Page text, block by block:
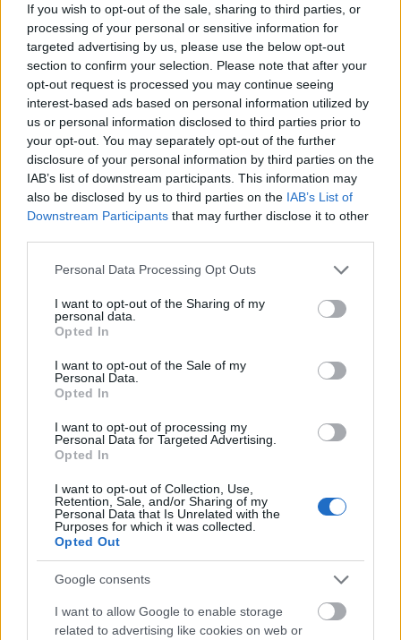
If you wish to opt-out of the sale, sharing to third parties, or
processing of your personal or sensitive information for
targeted advertising by us, please use the below opt-out
section to confirm your selection. Please note that after your
opt-out request is processed you may continue seeing
interest-based ads based on personal information utilized by
us or personal information disclosed to third parties prior to
your opt-out. You may separately opt-out of the further
disclosure of your personal information by third parties on the
IAB’s list of downstream participants. This information may
also be disclosed by us to third parties on the IAB’s List of
Downstream Participants that may further disclose it to other
Please note that this website/app uses one or more Google
not limited to your visit or usage behaviour. You may click to
grant or deny consent to Google and its third-party tags to
use your data for below specified purposes in below Google
consent section.
Personal Data Processing Opt Outs
I want to opt-out of the Sharing of my
personal data.
Opted In
I want to opt-out of the Sale of my
Personal Data.
Opted In
I want to opt-out of processing my
Personal Data for Targeted Advertising.
Opted In
I want to opt-out of Collection, Use,
Retention, Sale, and/or Sharing of my
Personal Data that Is Unrelated with the
Purposes for which it was collected.
Opted Out
Google consents
I want to allow Google to enable storage
related to advertising like cookies on web or
nyereményjáték
Borsós Zsófia•2024. szeptember 11.
Szeptember 16. és 22. között huszonharmadik
alkalommal rendezik meg az Európai Mobilitási
Hetet, mely célja a környezetbarát és fenntartható
városi közlekedés népszerűsítése. Európa
legnagyobb közlekedési-környezetvédelmi
kampányához kapcsolódva a Zöld-Híd Alapítvány az
előző évekhez hasonlóan…
Európai Mobilitási Hét 2024
Idén is csatlakozhatnak a köznevelési
intézmények
Borsós Zsófia• 2024. augusztus 09.